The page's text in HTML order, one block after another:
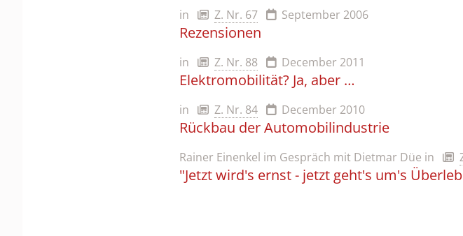
in Z. Nr. 67 September 2006
Rezensionen
in Z. Nr. 88 December 2011
Elektromobilität? Ja, aber …
in Z. Nr. 84 December 2010
Rückbau der Automobilindustrie
Rainer Einenkel im Gespräch mit Dietmar Düe in
"Jetzt wird's ernst - jetzt geht's um's